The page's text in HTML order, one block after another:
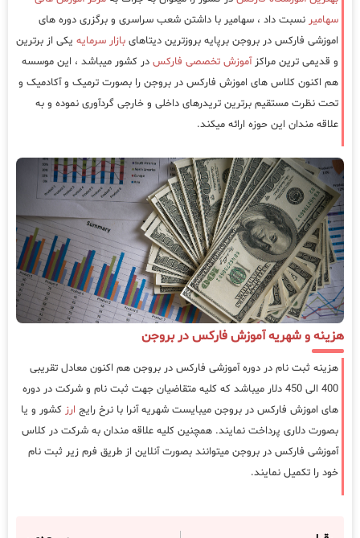
سهامیر نسبت داد ، سهامیر با داشتن شعب سراسری و برگزری دوره های
اموزشی فارکس در بروجن برپایه بروزترین دیتاهای بازار سرمایه یکی از برترین
و قدیمی ترین مراکزآموزش تخصصی فارکس در کشور میباشد ، این موسسه
هم اکنون کلاس های اموزش فارکس در بروجن را بصورت ترمیک و آکادمیک و
تحت نظرت مستقیم برترین تریدرهای داخلی و خارجی گردآوری نموده و به
علاقه مندان این حوزه ارائه میکند.
هزینه و شهریه آموزش فارکس در بروجن
هزینه ثبت نام در دوره آموزشی فارکس در بروجن هم اکنون معادل تقریبی
400 الی 450 دلار میباشد که کلیه متقاضیان جهت ثبت نام و شرکت در دوره
های اموزش فارکس در بروجن میبایست شهریه آنرا با نرخ رایج ارز کشور و یا
بصورت دلاری پرداخت نمایند. همچنین کلیه علاقه مندان به شرکت در کلاس
آموزشی فارکس در بروجن میتوانند بصورت آنلاین از طریق فرم زیر ثبت نام
خود را تکمیل نمایند.